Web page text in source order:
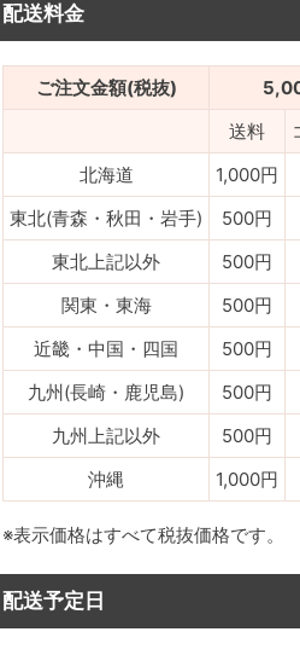
配送料金
ご注文金額(税抜)
送料
北海道
1,000円
東北(青森・秋田・岩手)
500円
東北上記以外
500円
関東・東海
500円
近畿・中国・四国
500円
九州(長崎・鹿児島)
500円
九州上記以外
500円
沖縄
1,000円
※表示価格はすべて税抜価格です。
配送予定日